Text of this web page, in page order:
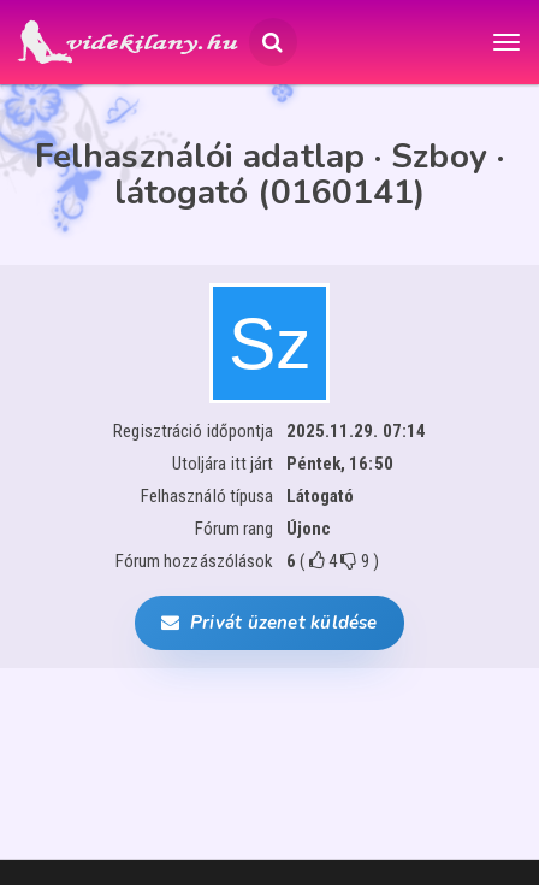
Felhasználói adatlap · Szboy ·
látogató (0160141)
Regisztráció időpontja
2025.11.29. 07:14
Utoljára itt járt
Péntek, 16:50
Felhasználó típusa
Látogató
Fórum rang
Újonc
Fórum hozzászólások
6 ( 4 9 )
Privát üzenet küldése